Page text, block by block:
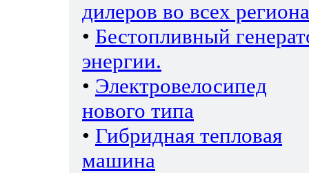
дилеров во всех
• Бестопливный
энергии.
• Электровелосипед
нового типа
• Гибридная тепловая
машина